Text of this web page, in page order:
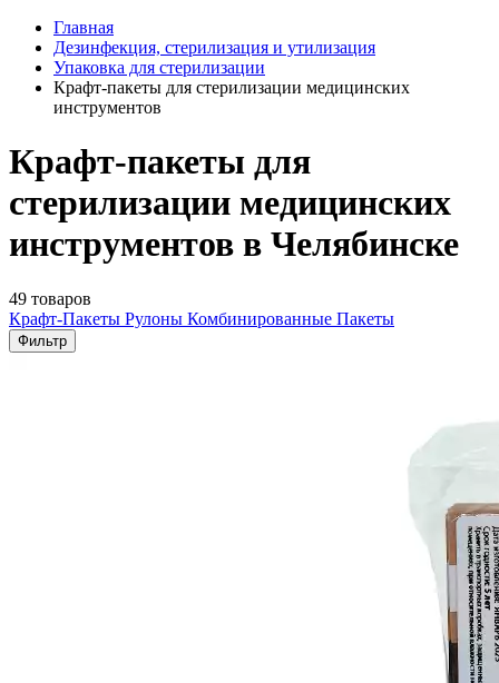
Главная
Дезинфекция, стерилизация и утилизация
Упаковка для стерилизации
Крафт-пакеты для стерилизации медицинских
инструментов
Крафт-пакеты для
стерилизации медицинских
инструментов в Челябинске
49 товаров
Крафт-Пакеты Рулоны Комбинированные Пакеты
Фильтр